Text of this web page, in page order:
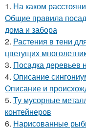
1. На каком
Общие правила
дома и забора
2. Растения в тени
цветущих
3. Посадка деревьев
4. Описание
Описание и
5. Ту мусорные
контейнеров
6. Нарисованные